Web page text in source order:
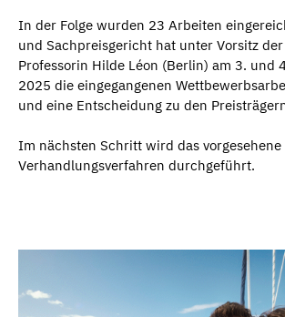
In der Folge wurden 23 Arbeiten
und Sachpreisgericht hat unter Vorsitz
Professorin Hilde Léon (Berlin) am 3. und
2025 die eingegangenen
und eine Entscheidung zu den
Im nächsten Schritt wird das vorgesehene
Verhandlungsverfahren durchgeführt.